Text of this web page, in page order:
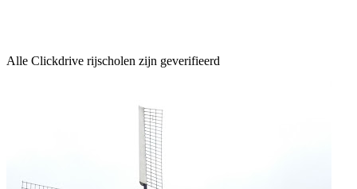
Alle Clickdrive rijscholen zijn geverifieerd